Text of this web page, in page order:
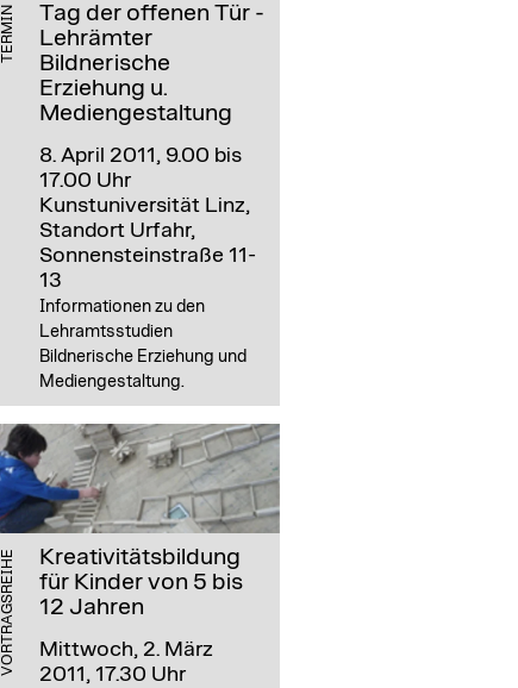
TERMIN
Tag der offenen Tür -
Lehrämter
Bildnerische
Erziehung u.
Mediengestaltung
8. April 2011, 9.00 bis
17.00 Uhr
Kunstuniversität Linz,
Standort Urfahr,
Sonnensteinstraße 11-
13
Informationen zu den
Lehramtsstudien
Bildnerische Erziehung und
Mediengestaltung.
VORTRAGSREIHE
Kreativitätsbildung
für Kinder von 5 bis
12 Jahren
Mittwoch, 2. März
2011, 17.30 Uhr